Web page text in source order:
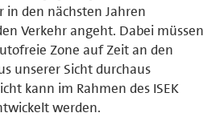
den nächsten Jahren
Verkehr angeht. Dabei müssen
Zone auf Zeit an den
unserer Sicht durchaus
kann im Rahmen des ISEK
werden.